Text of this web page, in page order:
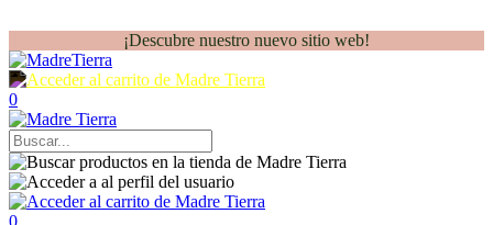
¡Descubre nuestro nuevo sitio web!
0
0